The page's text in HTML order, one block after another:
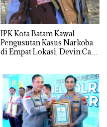
IPK Kota Batam Kawal
Pengusutan Kasus Narkoba
di Empat Lokasi, Devin:Cari